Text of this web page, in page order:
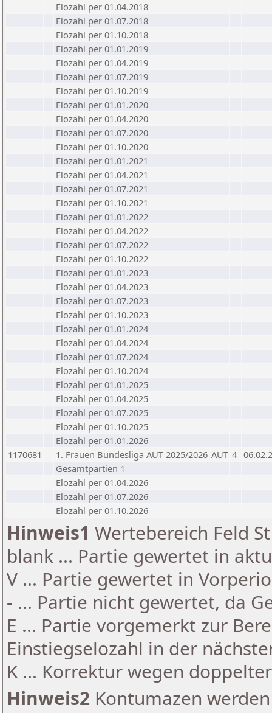
Elozahl per 01.04.2018
Elozahl per 01.07.2018
Elozahl per 01.10.2018
Elozahl per 01.01.2019
Elozahl per 01.04.2019
Elozahl per 01.07.2019
Elozahl per 01.10.2019
Elozahl per 01.01.2020
Elozahl per 01.04.2020
Elozahl per 01.07.2020
Elozahl per 01.10.2020
Elozahl per 01.01.2021
Elozahl per 01.04.2021
Elozahl per 01.07.2021
Elozahl per 01.10.2021
Elozahl per 01.01.2022
Elozahl per 01.04.2022
Elozahl per 01.07.2022
Elozahl per 01.10.2022
Elozahl per 01.01.2023
Elozahl per 01.04.2023
Elozahl per 01.07.2023
Elozahl per 01.10.2023
Elozahl per 01.01.2024
Elozahl per 01.04.2024
Elozahl per 01.07.2024
Elozahl per 01.10.2024
Elozahl per 01.01.2025
Elozahl per 01.04.2025
Elozahl per 01.07.2025
Elozahl per 01.10.2025
Elozahl per 01.01.2026
1170681
1. Frauen Bundesliga AUT 2025/2026 AUT 4
Gesamtpartien 1
Elozahl per 01.04.2026
Elozahl per 01.07.2026
Elozahl per 01.10.2026
Hinweis1 Wertebereich Feld
blank ... Partie gewertet in
V ... Partie gewertet in
- ... Partie nicht gewertet, da
E ... Partie vorgemerkt zur
Einstiegselozahl in der
K ... Korrektur wegen
Hinweis2 Kontumazen